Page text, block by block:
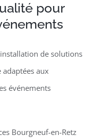
pour
de solutions
aux
événements
Bourgneuf-en-Retz